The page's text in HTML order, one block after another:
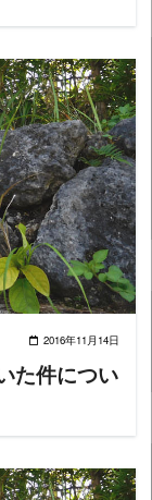
2016年11月14日
た件につい